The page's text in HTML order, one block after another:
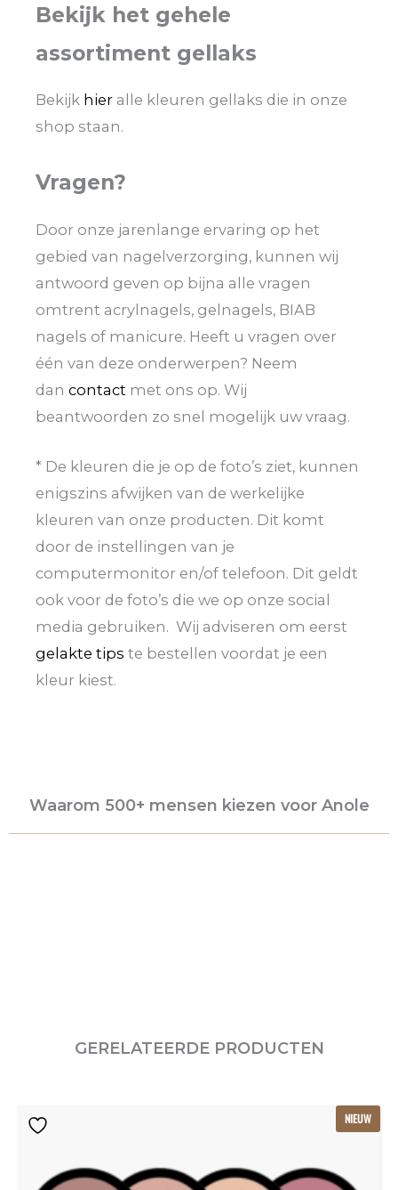
Bekijk het gehele
assortiment gellaks
Bekijk hier alle kleuren gellaks die in onze
shop staan.
Vragen?
Door onze jarenlange ervaring op het
gebied van nagelverzorging, kunnen wij
antwoord geven op bijna alle vragen
omtrent acrylnagels, gelnagels, BIAB
nagels of manicure. Heeft u vragen over
één van deze onderwerpen? Neem
dan contact met ons op. Wij
beantwoorden zo snel mogelijk uw vraag.
* De kleuren die je op de foto’s ziet, kunnen
enigszins afwijken van de werkelijke
kleuren van onze producten. Dit komt
door de instellingen van je
computermonitor en/of telefoon. Dit geldt
ook voor de foto’s die we op onze social
media gebruiken. Wij adviseren om eerst
gelakte tips te bestellen voordat je een
kleur kiest.
Waarom 500+ mensen kiezen voor Anole
GERELATEERDE PRODUCTEN
NIEUW